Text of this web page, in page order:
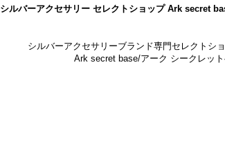
シルバーアクセサリー セレクトショップ Ark secret
シルバーアクセサリーブランド専門セレクトシ
Ark secret base/アーク シークレット